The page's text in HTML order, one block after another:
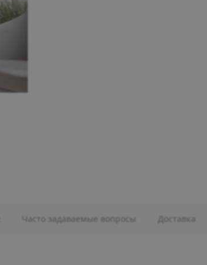
Часто задаваемые вопросы Доставка